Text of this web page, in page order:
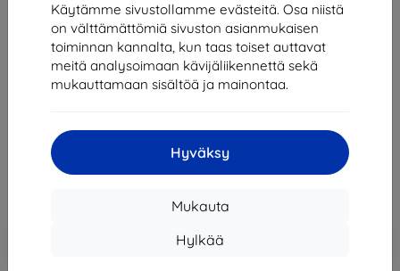
Käytämme sivustollamme evästeitä. Osa niistä
on välttämättömiä sivuston asianmukaisen
toiminnan kannalta, kun taas toiset auttavat
meitä analysoimaan kävijäliikennettä sekä
mukauttamaan sisältöä ja mainontaa.
Hyväksy
Mukauta
Hylkää
Xqisit
Suojakalvo XQISIT Screen Protector AS 3pc for
Galaxy S6 Edge clear (21017)
Samsung Galaxy S6 Edge
41,90 €
37,71 €
Alennus kupongilla